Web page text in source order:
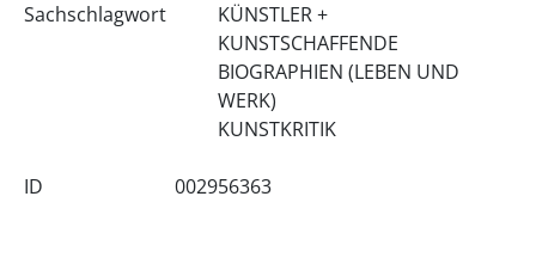
Sachschlagwort
KÜNSTLER +
KUNSTSCHAFFENDE
BIOGRAPHIEN (LEBEN UND
WERK)
KUNSTKRITIK
ID 002956363